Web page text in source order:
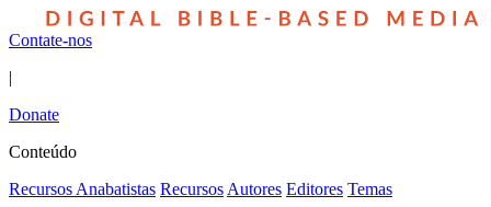
Contate-nos
|
Donate
Conteúdo
Recursos Anabatistas Recursos Autores Editores Temas